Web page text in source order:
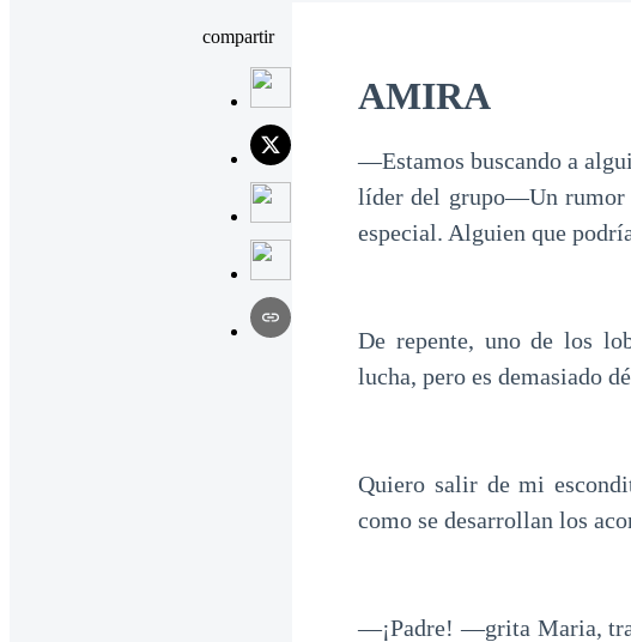
compartir
AMIRA
—Estamos buscando a
líder del grupo—Un rumor
especial. Alguien que
De repente, uno de los
lucha, pero es demasiado
Quiero salir de mi
como se desarrollan los
—¡Padre! —grita Maria,